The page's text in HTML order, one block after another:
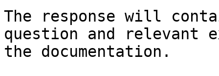
The response will
question and relevant
the documentation.